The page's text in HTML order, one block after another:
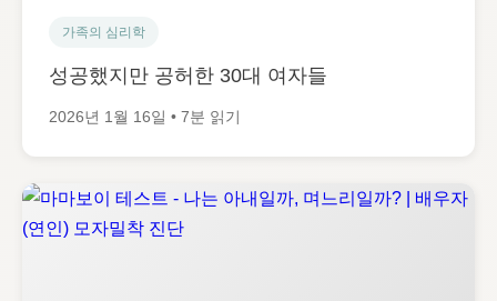
가족의 심리학
성공했지만 공허한 30대 여자들
2026년 1월 16일 • 7분 읽기